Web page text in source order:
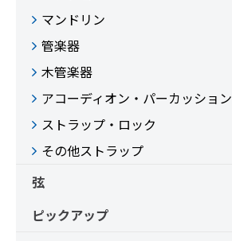
マンドリン
管楽器
木管楽器
アコーディオン・パーカッション
ストラップ・ロック
その他ストラップ
弦
ピックアップ